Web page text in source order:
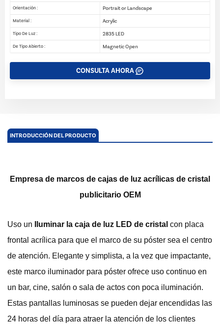
Orientación : Portrait or Landscape
Material : Acrylic
Tipo De Luz : 2835 LED
De Tipo Abierto : Magnetic Open
CONSULTA AHORA
INTRODUCCIÓN DEL PRODUCTO
Empresa de marcos de cajas de luz acrílicas de cristal
publicitario OEM
Uso un Iluminar la caja de luz LED de cristal con placa
frontal acrílica para que el marco de su póster sea el centro
de atención. Elegante y simplista, a la vez que impactante,
este marco iluminador para póster ofrece uso continuo en
un bar, cine, salón o sala de actos con poca iluminación.
Estas pantallas luminosas se pueden dejar encendidas las
24 horas del día para atraer la atención de los clientes